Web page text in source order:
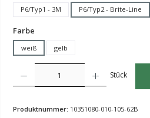
P6/Typ1 - 3M P6/Typ2 - Brite-Line
Farbe
weiß gelb
Stück
Produktnummer: 10351080-010-105-62B